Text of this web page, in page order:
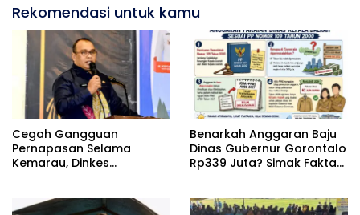
Rekomendasi untuk kamu
Cegah Gangguan
Pernapasan Selama
Kemarau, Dinkes
Masker
Benarkah Anggaran Baju
Dinas Gubernur Gorontalo
Rp339 Juta? Simak Fakta